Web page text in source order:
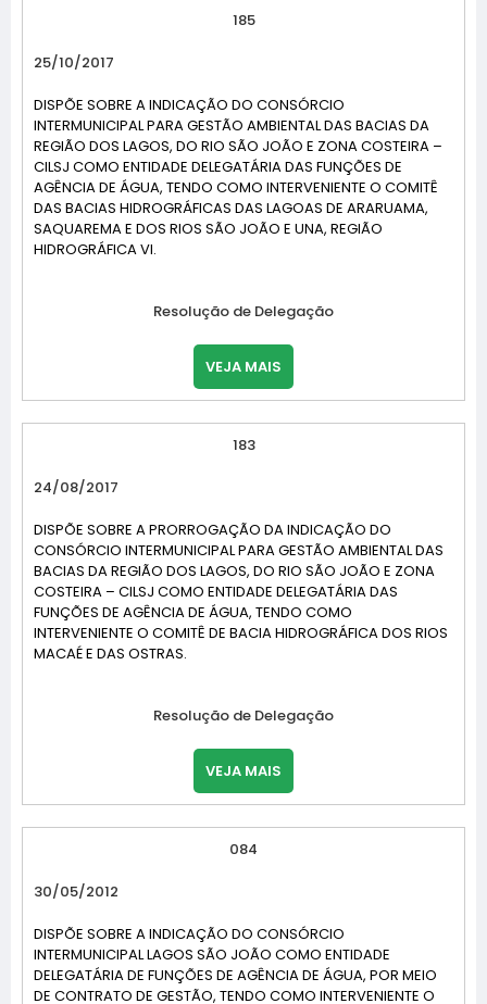
185
25/10/2017
DISPÕE SOBRE A INDICAÇÃO DO CONSÓRCIO
INTERMUNICIPAL PARA GESTÃO AMBIENTAL DAS BACIAS DA
REGIÃO DOS LAGOS, DO RIO SÃO JOÃO E ZONA COSTEIRA –
CILSJ COMO ENTIDADE DELEGATÁRIA DAS FUNÇÕES DE
AGÊNCIA DE ÁGUA, TENDO COMO INTERVENIENTE O COMITÊ
DAS BACIAS HIDROGRÁFICAS DAS LAGOAS DE ARARUAMA,
SAQUAREMA E DOS RIOS SÃO JOÃO E UNA, REGIÃO
HIDROGRÁFICA VI.
Resolução de Delegação
VEJA MAIS
183
24/08/2017
DISPÕE SOBRE A PRORROGAÇÃO DA INDICAÇÃO DO
CONSÓRCIO INTERMUNICIPAL PARA GESTÃO AMBIENTAL DAS
BACIAS DA REGIÃO DOS LAGOS, DO RIO SÃO JOÃO E ZONA
COSTEIRA – CILSJ COMO ENTIDADE DELEGATÁRIA DAS
FUNÇÕES DE AGÊNCIA DE ÁGUA, TENDO COMO
INTERVENIENTE O COMITÊ DE BACIA HIDROGRÁFICA DOS RIOS
MACAÉ E DAS OSTRAS.
Resolução de Delegação
VEJA MAIS
084
30/05/2012
DISPÕE SOBRE A INDICAÇÃO DO CONSÓRCIO
INTERMUNICIPAL LAGOS SÃO JOÃO COMO ENTIDADE
DELEGATÁRIA DE FUNÇÕES DE AGÊNCIA DE ÁGUA, POR MEIO
DE CONTRATO DE GESTÃO, TENDO COMO INTERVENIENTE O